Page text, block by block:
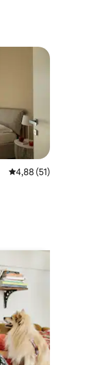
Keskimääräinen
4,88 (51)